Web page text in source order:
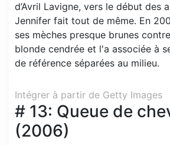
d’Avril Lavigne, vers le début des
Jennifer fait tout de même. En
ses mèches presque brunes
blonde cendrée et l'a associée à
de référence séparées au milieu.
Intégrer à partir de Getty Images
# 13: Queue de
(2006)